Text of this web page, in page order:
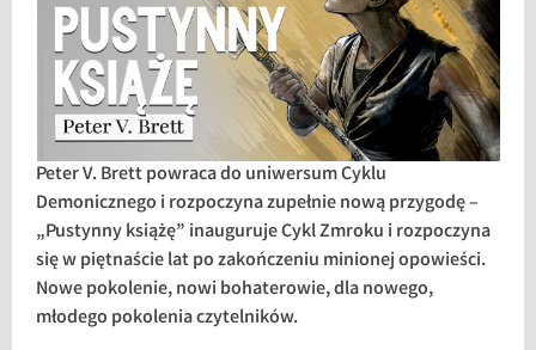
Peter V. Brett powraca do uniwersum Cyklu
Demonicznego i rozpoczyna zupełnie nową przygodę –
„Pustynny książę” inauguruje Cykl Zmroku i rozpoczyna
się w piętnaście lat po zakończeniu minionej opowieści.
Nowe pokolenie, nowi bohaterowie, dla nowego,
młodego pokolenia czytelników.